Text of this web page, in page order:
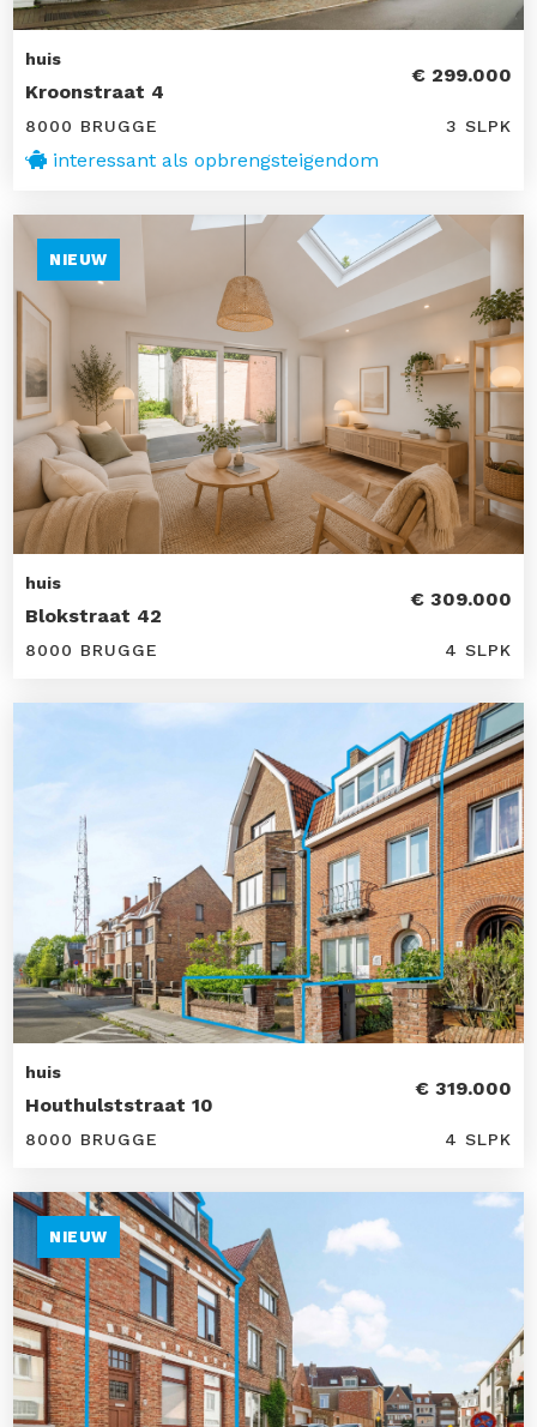
huis
Kroonstraat 4
€ 299.000
8000 BRUGGE 3 SLPK
interessant als opbrengsteigendom
NIEUW
huis
Blokstraat 42
€ 309.000
8000 BRUGGE 4 SLPK
huis
Houthulststraat 10
€ 319.000
8000 BRUGGE 4 SLPK
NIEUW